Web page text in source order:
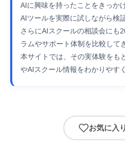
AIに興味を持ったことをきっか
AIツールを実際に試しながら検証
さらにAIスクールの相談会にも
ラムやサポート体制を比較して
本サイトでは、その実体験をも
やAIスクール情報をわかりやす
お気に入